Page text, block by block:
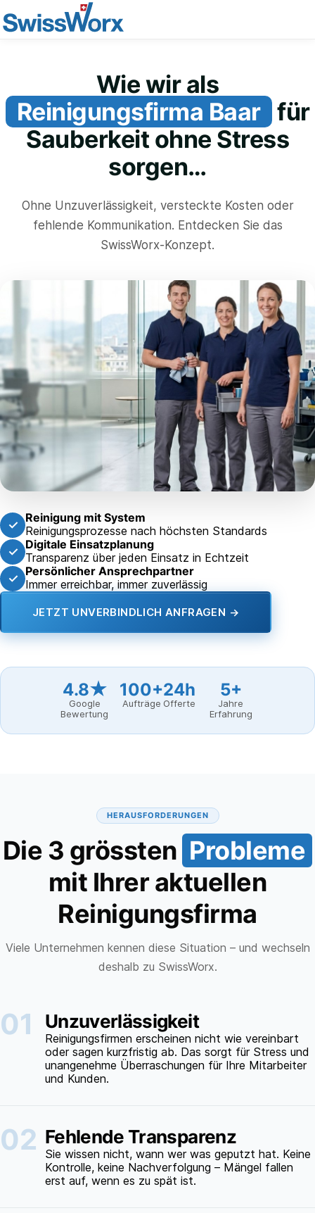
Wie wir als
Reinigungsfirma Baar für
Sauberkeit ohne Stress
sorgen…
Ohne Unzuverlässigkeit, versteckte Kosten oder
fehlende Kommunikation. Entdecken Sie das
SwissWorx-Konzept.
✓
Reinigung mit System
Reinigungsprozesse nach höchsten Standards
✓
Digitale Einsatzplanung
Transparenz über jeden Einsatz in Echtzeit
✓
Persönlicher Ansprechpartner
Immer erreichbar, immer zuverlässig
JETZT UNVERBINDLICH ANFRAGEN →
4.8★
Google
Bewertung
100+
Aufträge
24h
Offerte
5+
Jahre
Erfahrung
HERAUSFORDERUNGEN
Die 3 grössten Probleme
mit Ihrer aktuellen
Reinigungsfirma
Viele Unternehmen kennen diese Situation – und wechseln
deshalb zu SwissWorx.
01 Unzuverlässigkeit
Reinigungsfirmen erscheinen nicht wie vereinbart
oder sagen kurzfristig ab. Das sorgt für Stress und
unangenehme Überraschungen für Ihre Mitarbeiter
und Kunden.
02 Fehlende Transparenz
Sie wissen nicht, wann wer was geputzt hat. Keine
Kontrolle, keine Nachverfolgung – Mängel fallen
erst auf, wenn es zu spät ist.